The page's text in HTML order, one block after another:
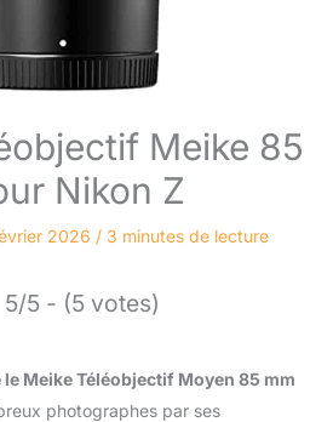
Meike 85
Nikon Z
2026 / 3 minutes de lecture
5/5 - (5 votes)
Meike Téléobjectif Moyen 85 mm
photographes par ses